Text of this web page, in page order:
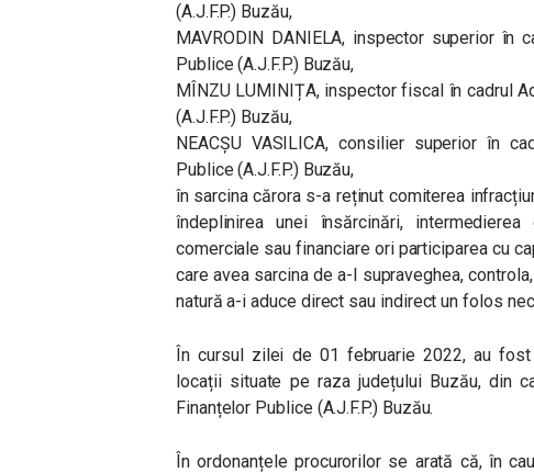
(A.J.F.P.) Buzău,
MAVRODIN DANIELA, inspector superior în
Publice (A.J.F.P.) Buzău,
MÎNZU LUMINIȚA, inspector fiscal în cadrul
(A.J.F.P.) Buzău,
NEACȘU VASILICA, consilier superior în
Publice (A.J.F.P.) Buzău,
în sarcina cărora s-a reținut comiterea
îndeplinirea unei însărcinări,
comerciale sau financiare ori participarea cu
care avea sarcina de a-l supraveghea,
natură a-i aduce direct sau indirect un folos
În cursul zilei de 01 februarie 2022, au
locații situate pe raza județului Buzău, din
Finanțelor Publice (A.J.F.P.) Buzău.
În ordonanțele procurorilor se arată că, în